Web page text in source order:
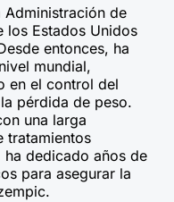
de
los Estados Unidos
entonces, ha
mundial,
en el control del
pérdida de peso.
una larga
tratamientos
dedicado años de
para asegurar la